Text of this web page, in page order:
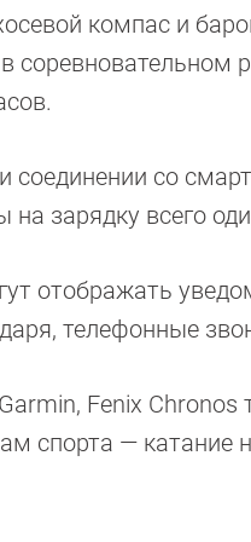
компас и
соревновательном
соединении со
зарядку всего
отображать
телефонные
Fenix
спорта — катание